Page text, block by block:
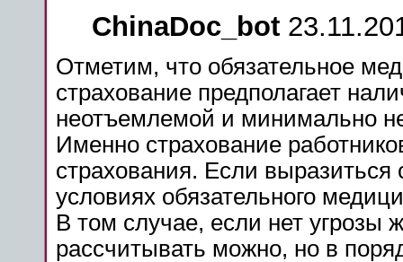
ChinaDoc_bot
Отметим, что обязательное
страхование предполагает
неотъемлемой и минимально
Именно страхование
страхования. Если выразиться
условиях обязательного
В том случае, если нет
рассчитывать можно, но в